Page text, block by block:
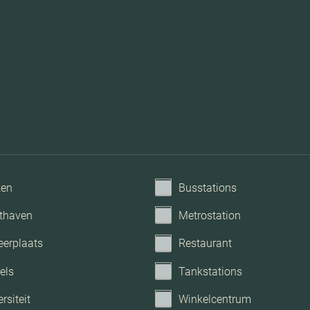
Busstations
Metrostation
Restaurant
Tankstations
Winkelcentrum